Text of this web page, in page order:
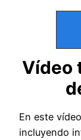
Vídeo
En este
incluyendo